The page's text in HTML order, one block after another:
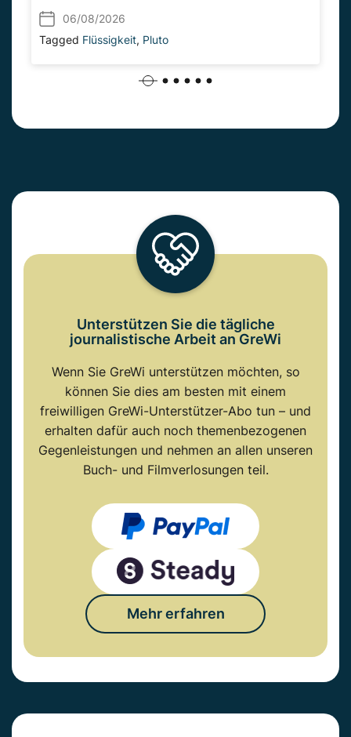
06/08/2026
Tagged Flüssigkeit, Pluto
Unterstützen Sie die tägliche
journalistische Arbeit an GreWi
Wenn Sie GreWi unterstützen möchten, so
können Sie dies am besten mit einem
freiwilligen GreWi-Unterstützer-Abo tun – und
erhalten dafür auch noch themenbezogenen
Gegenleistungen und nehmen an allen unseren
Buch- und Filmverlosungen teil.
Mehr erfahren